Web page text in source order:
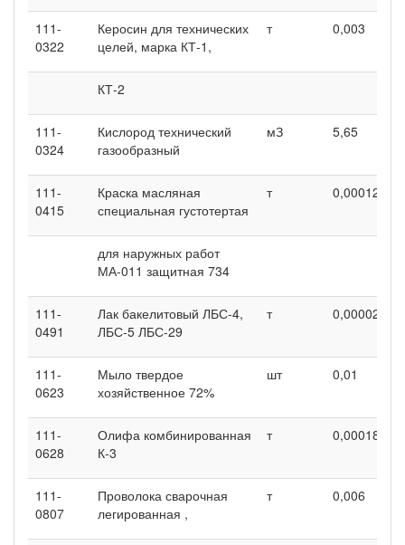
111-
0322
Керосин для технических
целей, марка КТ-1,
т 0,003
КТ-2
111-
0324
Кислород технический
газообразный
мЗ 5,65
111-
0415
Краска масляная
специальная густотертая
т 0,00012
для наружных работ
МА-011 защитная 734
111-
0491
Лак бакелитовый ЛБС-4,
ЛБС-5 ЛБС-29
т 0,00002
111-
0623
Мыло твердое
хозяйственное 72%
шт 0,01
111-
0628
Олифа комбинированная
К-3
т 0,00018
111-
0807
Проволока сварочная
легированная ,
т 0,006